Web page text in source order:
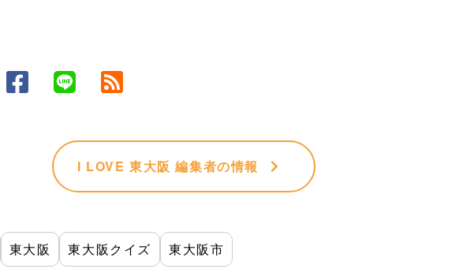
I LOVE 東大阪 編集者の情報
東大阪 東大阪クイズ 東大阪市